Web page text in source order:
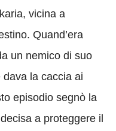
vicina a
Quand’era
un nemico di suo
la caccia ai
episodio segnò la
a proteggere il